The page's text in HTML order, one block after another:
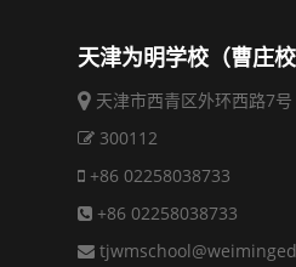
天津为明学校（曹庄校
天津市西青区外环西路7号
300112
+86 02258038733
+86 02258038733